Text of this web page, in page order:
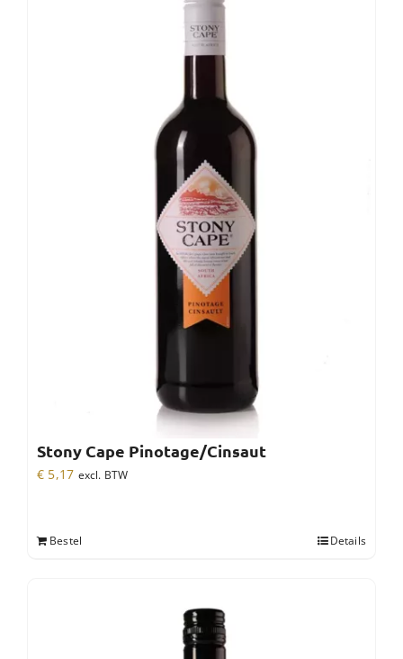
Stony Cape Pinotage/Cinsaut
€ 5,17 excl. BTW
Bestel Details